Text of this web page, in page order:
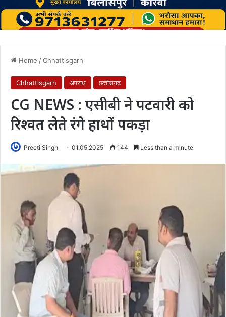
Home /Chhattisgarh
Chhattisgarh अपराध छत्तीसगढ
CG NEWS : एसीबी ने पटवारी को
रिश्वत लेते रंगे हाथों पकड़ा
Preeti Singh 01.05.2025 144 Less than a minute